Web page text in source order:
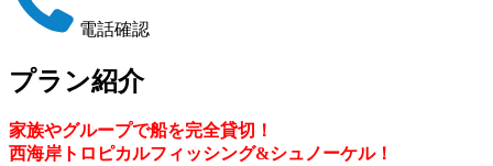
電話確認
プラン紹介
家族やグループで船を完全貸切！
西海岸トロピカルフィッシング&シュノーケル！